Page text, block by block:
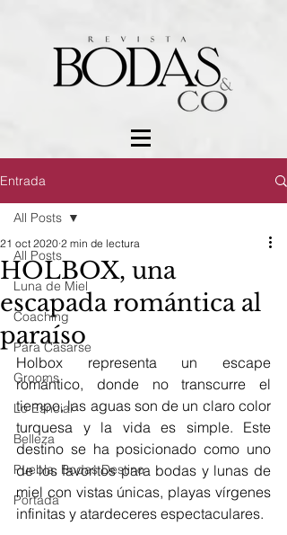
Entrada
All Posts
Luna de Miel
Coaching
Para Casarse
Grooms
Lo Esncial
Belleza
Puebla, Bodas Destino
Portada
All Posts
HOLBOX, una
escapada romántica al
paraíso
21 oct 2020 2 min de lectura
Holbox representa un escape
romántico, donde no transcurre el
tiempo, las aguas son de un claro color
turquesa y la vida es simple. Este
destino se ha posicionado como uno
de los favoritos para bodas y lunas de
miel con vistas únicas, playas vírgenes
infinitas y atardeceres espectaculares.